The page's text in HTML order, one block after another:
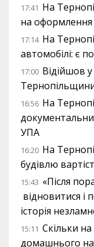
17:41 На
на оформлення
17:14 На
автомобілі: є
17:00 Відійшов у
16:56 На
УПА
16:20 На
будівлю
15:43 «Після
відновитися і
історія
15:11 Скільки
домашнього